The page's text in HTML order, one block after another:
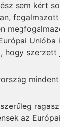
sem kért
szerzett
az